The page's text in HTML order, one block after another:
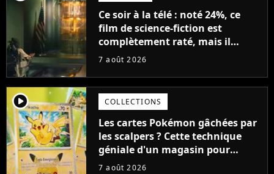
Ce soir à la télé : noté 24%, ce
film de science-fiction est
complètement raté, mais il
aurait pu être encore pire à
7 août 2026
player2 COLLECTIONS
Les cartes Pokémon gâchées par
les scalpers ? Cette technique
géniale d'un magasin pour
ruiner les revendeurs
7 août 2026